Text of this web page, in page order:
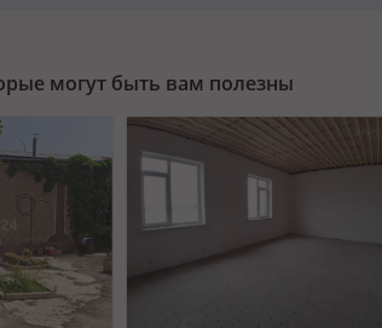
могут быть вам полезны